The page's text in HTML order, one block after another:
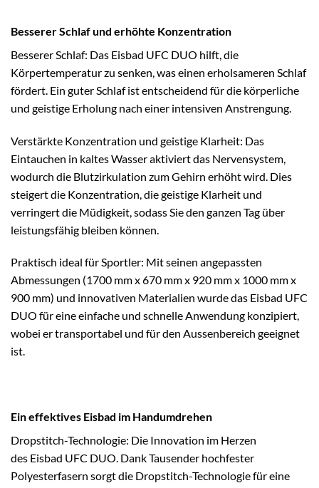
Besserer Schlaf und erhöhte Konzentration
Besserer Schlaf: Das Eisbad UFC DUO hilft, die
Körpertemperatur zu senken, was einen erholsameren Schlaf
fördert. Ein guter Schlaf ist entscheidend für die körperliche
und geistige Erholung nach einer intensiven Anstrengung.
Verstärkte Konzentration und geistige Klarheit: Das
Eintauchen in kaltes Wasser aktiviert das Nervensystem,
wodurch die Blutzirkulation zum Gehirn erhöht wird. Dies
steigert die Konzentration, die geistige Klarheit und
verringert die Müdigkeit, sodass Sie den ganzen Tag über
leistungsfähig bleiben können.
Praktisch ideal für Sportler: Mit seinen angepassten
Abmessungen (1700 mm x 670 mm x 920 mm x 1000 mm x
900 mm) und innovativen Materialien wurde das Eisbad UFC
DUO für eine einfache und schnelle Anwendung konzipiert,
wobei er transportabel und für den Aussenbereich geeignet
ist.
Ein effektives Eisbad im Handumdrehen
Dropstitch-Technologie: Die Innovation im Herzen
des Eisbad UFC DUO. Dank Tausender hochfester
Polyesterfasern sorgt die Dropstitch-Technologie für eine